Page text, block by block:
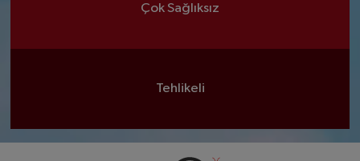
Çok Sağlıksız
Tehlikeli